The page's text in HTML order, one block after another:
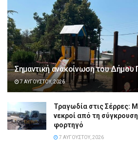
Σημαντική ανακοίνωση του Δήμου
7 ΑΥΓΟΎΣΤΟΥ, 2026
Τραγωδία στις Σέρρες:
νεκροί από τη
φορτηγό
7 ΑΥΓΟΎΣΤΟΥ, 2026